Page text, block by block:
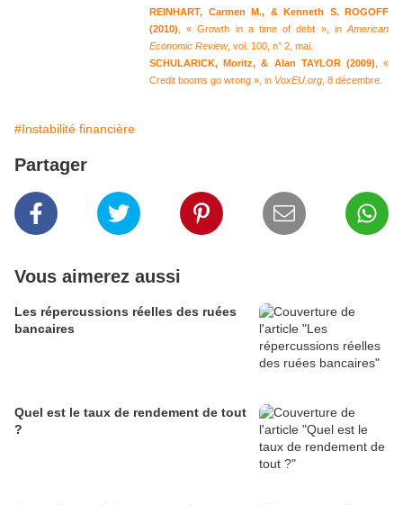
REINHART, Carmen M., & Kenneth S. ROGOFF
(2010) , « Growth in a time of debt », in American
Economic Review, vol. 100, n° 2, mai.
SCHULARICK, Moritz, & Alan TAYLOR (2009) , «
Credit booms go wrong », in VoxEU.org , 8 décembre.
#Instabilité financière
Partager
Vous aimerez aussi
Les répercussions réelles des ruées
bancaires
Quel est le taux de rendement de tout
?